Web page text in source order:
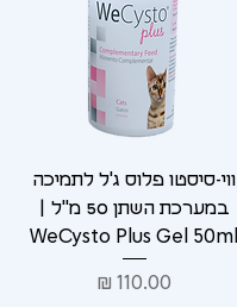
ווי-סיסטו פלוס ג'ל לתמיכה
במערכת השתן 50 מ"ל |
WeCysto Plus Gel 50ml
מחיר